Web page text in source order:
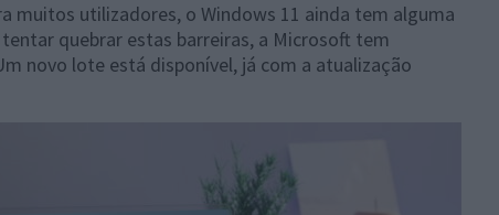
muitos utilizadores, o Windows 11 ainda tem alguma
quebrar estas barreiras, a Microsoft tem
novo lote está disponível, já com a atualização